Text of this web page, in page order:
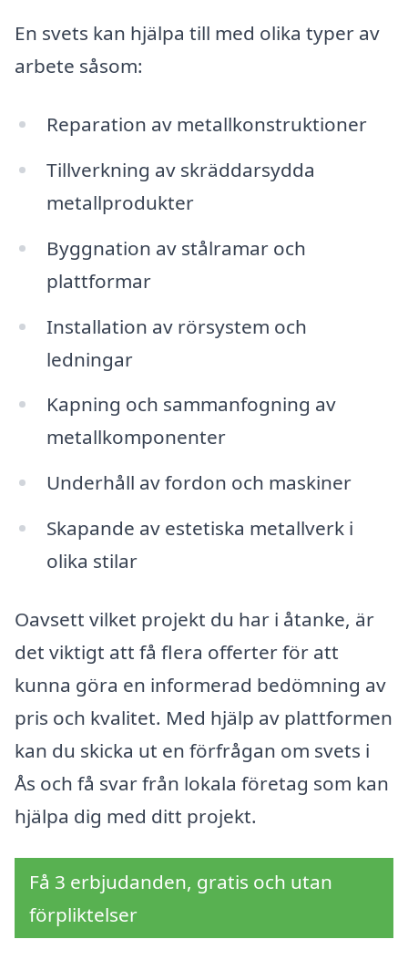
En svets kan hjälpa till med olika typer av
arbete såsom:
Reparation av metallkonstruktioner
Tillverkning av skräddarsydda
metallprodukter
Byggnation av stålramar och
plattformar
Installation av rörsystem och
ledningar
Kapning och sammanfogning av
metallkomponenter
Underhåll av fordon och maskiner
Skapande av estetiska metallverk i
olika stilar
Oavsett vilket projekt du har i åtanke, är
det viktigt att få flera offerter för att
kunna göra en informerad bedömning av
pris och kvalitet. Med hjälp av plattformen
kan du skicka ut en förfrågan om svets i
Ås och få svar från lokala företag som kan
hjälpa dig med ditt projekt.
Få 3 erbjudanden, gratis och utan
förpliktelser